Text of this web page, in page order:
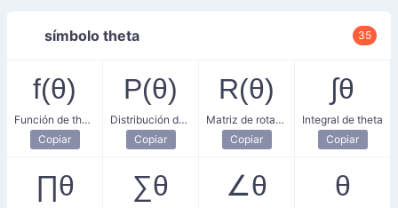
símbolo theta 35
f(θ)
Función de theta
Copiar
P(θ)
Distribución de probabilidad
Copiar
R(θ)
Matriz de rotación
Copiar
∫θ
Integral de theta
Copiar
∏θ ∑θ ∠θ
θ